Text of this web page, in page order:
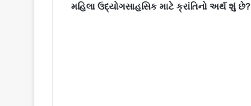
મહિલા ઉદ્યોગસાહસિક માટે ક્રાંતિનો અર્થ શું છે?